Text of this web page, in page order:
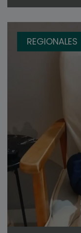
REGIONALES